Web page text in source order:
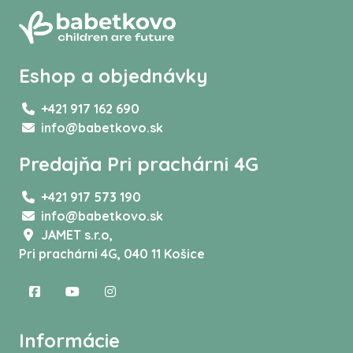
Eshop a objednávky
+421 917 162 690
info@babetkovo.sk
Predajňa Pri prachárni 4G
+421 917 573 190
info@babetkovo.sk
JAMET s.r.o,
Pri prachárni 4G, 040 11 Košice
Informácie